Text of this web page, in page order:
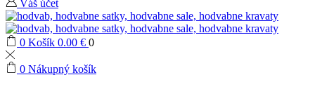
Váš účet
0 Košík 0.00 € 0
0 Nákupný košík